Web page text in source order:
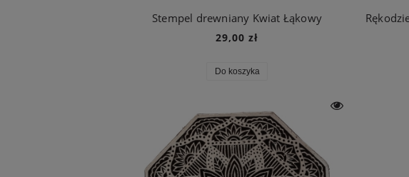
Stempel drewniany Kwiat Łąkowy
29,00 zł
Do koszyka